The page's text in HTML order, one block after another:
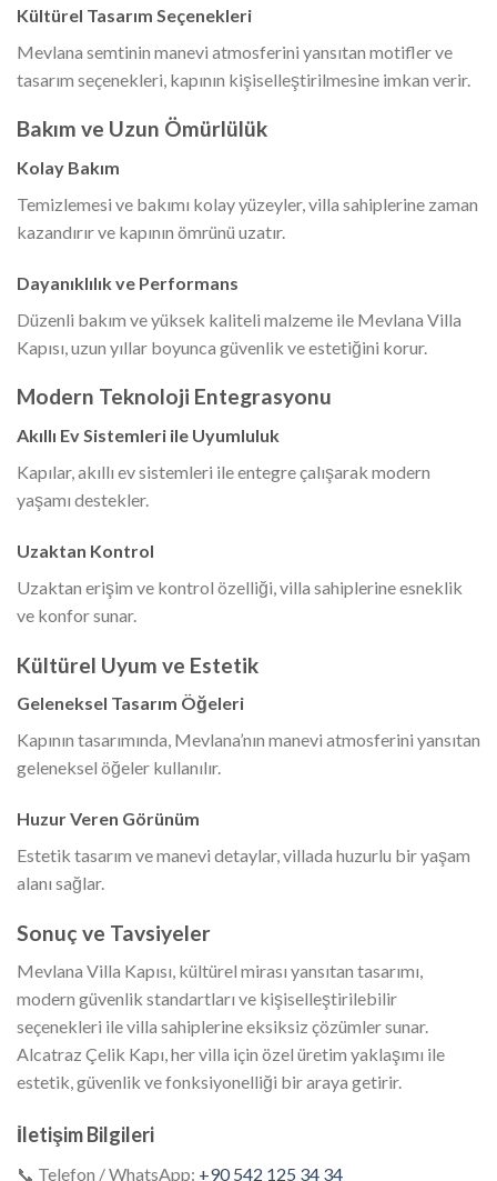
Kültürel Tasarım Seçenekleri
Mevlana semtinin manevi atmosferini yansıtan motifler ve
tasarım seçenekleri, kapının kişiselleştirilmesine imkan verir.
Bakım ve Uzun Ömürlülük
Kolay Bakım
Temizlemesi ve bakımı kolay yüzeyler, villa sahiplerine zaman
kazandırır ve kapının ömrünü uzatır.
Dayanıklılık ve Performans
Düzenli bakım ve yüksek kaliteli malzeme ile Mevlana Villa
Kapısı, uzun yıllar boyunca güvenlik ve estetiğini korur.
Modern Teknoloji Entegrasyonu
Akıllı Ev Sistemleri ile Uyumluluk
Kapılar, akıllı ev sistemleri ile entegre çalışarak modern
yaşamı destekler.
Uzaktan Kontrol
Uzaktan erişim ve kontrol özelliği, villa sahiplerine esneklik
ve konfor sunar.
Kültürel Uyum ve Estetik
Geleneksel Tasarım Öğeleri
Kapının tasarımında, Mevlana’nın manevi atmosferini yansıtan
geleneksel öğeler kullanılır.
Huzur Veren Görünüm
Estetik tasarım ve manevi detaylar, villada huzurlu bir yaşam
alanı sağlar.
Sonuç ve Tavsiyeler
Mevlana Villa Kapısı, kültürel mirası yansıtan tasarımı,
modern güvenlik standartları ve kişiselleştirilebilir
seçenekleri ile villa sahiplerine eksiksiz çözümler sunar.
Alcatraz Çelik Kapı, her villa için özel üretim yaklaşımı ile
estetik, güvenlik ve fonksiyonelliği bir araya getirir.
İletişim Bilgileri
📞 Telefon / WhatsApp: +90 542 125 34 34